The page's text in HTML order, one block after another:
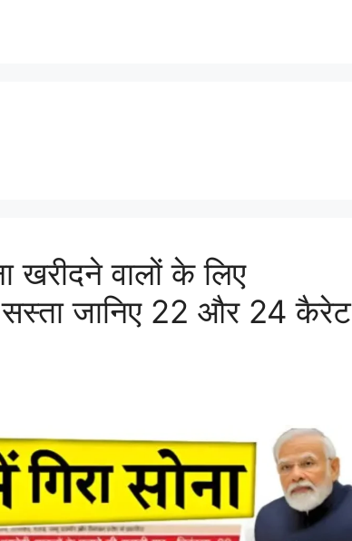
वालों के लिए
जानिए 22 और 24 कैरेट